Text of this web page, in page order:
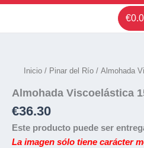
Ir
€
Inicio / Pinar del Río / Almohada
Almohada Viscoelástica
€36.30
Este producto puede ser
La imagen sólo tiene carácter